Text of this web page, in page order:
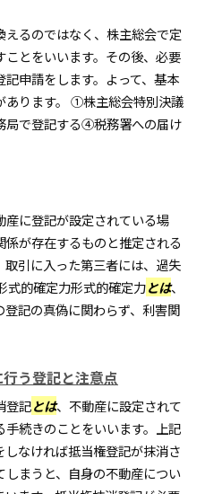
えるのではなく、株主総会で定
とをいいます。その後、必要
申請をします。よって、基本
あります。 ①株主総会特別決議
で登記する④税務署への届け
産に登記が設定されている場
が存在するものと推定される
引に入った第三者には、過失
式的確定力形式的確定力とは、
記の真偽に関わらず、利害関
う登記と注意点
登記とは、不動産に設定されて
続きのことをいいます。上記
なければ抵当権登記が抹消さ
まうと、自身の不動産につい